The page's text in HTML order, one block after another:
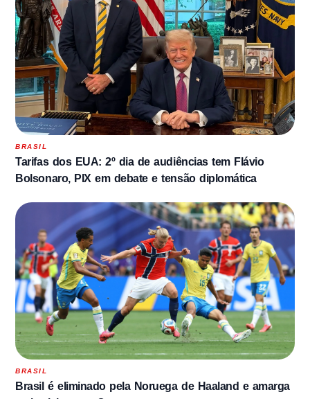
BRASIL
Tarifas dos EUA: 2º dia de audiências tem Flávio
Bolsonaro, PIX em debate e tensão diplomática
BRASIL
Brasil é eliminado pela Noruega de Haaland e amarga